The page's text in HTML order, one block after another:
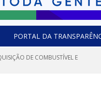
PORTAL DA
DE COMBUSTÍVEL E